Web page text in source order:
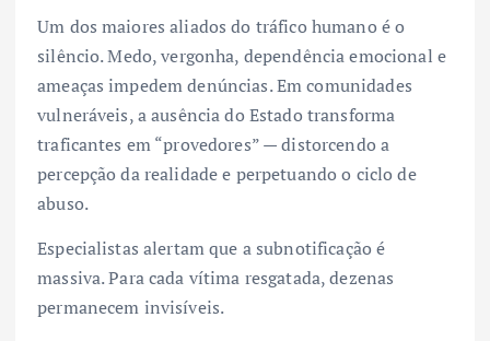
Um dos maiores aliados do tráfico humano é o
silêncio. Medo, vergonha, dependência emocional e
ameaças impedem denúncias. Em comunidades
vulneráveis, a ausência do Estado transforma
traficantes em “provedores” — distorcendo a
percepção da realidade e perpetuando o ciclo de
abuso.
Especialistas alertam que a subnotificação é
massiva. Para cada vítima resgatada, dezenas
permanecem invisíveis.